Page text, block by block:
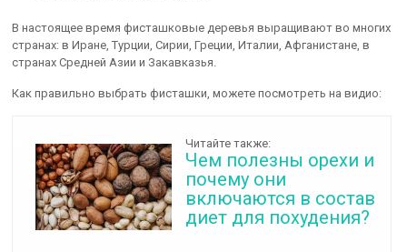
В настоящее время фисташковые деревья выращивают во многих
странах: в Иране, Турции, Сирии, Греции, Италии, Афганистане, в
странах Средней Азии и Закавказья.
Как правильно выбрать фисташки, можете посмотреть на видио:
Читайте также:
Чем полезны орехи и
почему они
включаются в состав
диет для похудения?